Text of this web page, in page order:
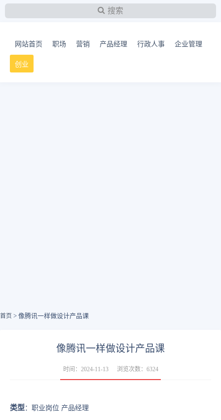
搜索
网站首页 职场 营销 产品经理 行政人事 企业管理
创业
首页 > 像腾讯一样做设计产品课
像腾讯一样做设计产品课
时间：2024-11-13 浏览次数：6324
类型 ：职业岗位 产品经理